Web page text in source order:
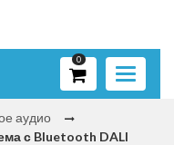
Toggle
0
аудио
с Bluetooth DALI